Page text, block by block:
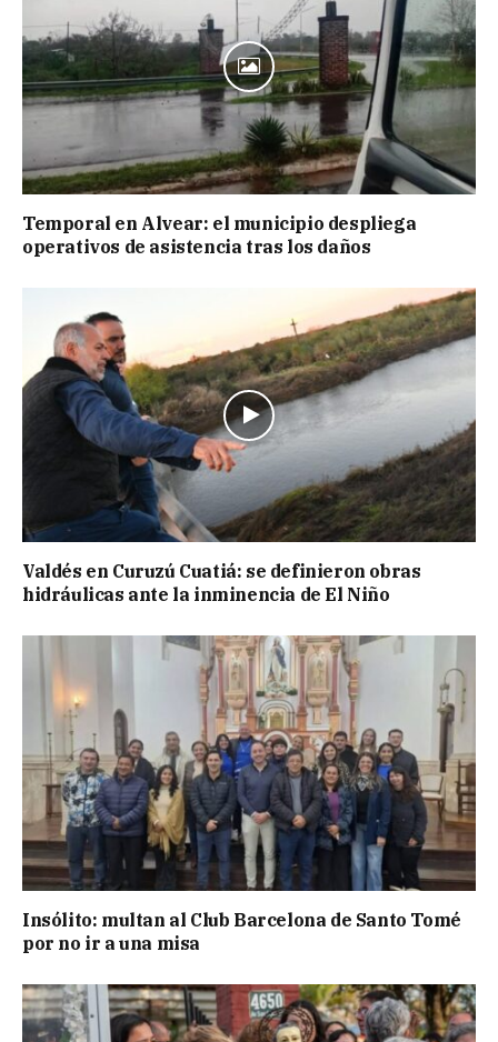
Temporal en Alvear: el municipio despliega
operativos de asistencia tras los daños
Valdés en Curuzú Cuatiá: se definieron obras
hidráulicas ante la inminencia de El Niño
Insólito: multan al Club Barcelona de Santo Tomé
por no ir a una misa